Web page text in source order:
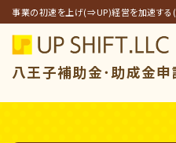
事業の初速を上げ(⇒UP)経営を加速す
八王子補助金･助成金申